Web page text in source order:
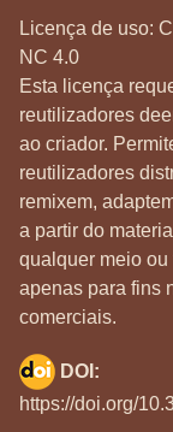
Licença de uso:
NC 4.0
Esta licença
reutilizadores
ao criador.
reutilizadores
remixem,
a partir do
qualquer meio ou
apenas para fins
comerciais.
DOI:
https://doi.org/